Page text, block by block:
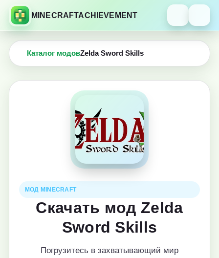
MINECRAFTACHIEVEMENT
Каталог модовZelda Sword Skills
МОД MINECRAFT
Скачать мод Zelda
Sword Skills
Погрузитесь в захватывающий мир